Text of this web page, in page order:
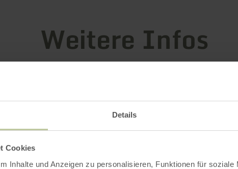
Details
Cookies
Inhalte und Anzeigen zu personalisieren, Funktionen für soziale
Weitere Infos